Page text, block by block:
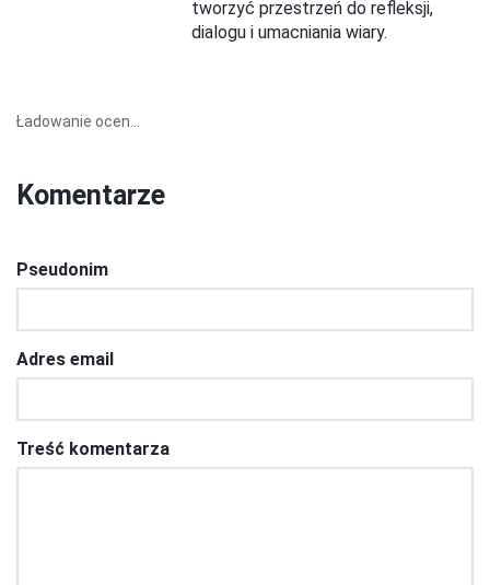
tworzyć przestrzeń do refleksji,
dialogu i umacniania wiary.
Ładowanie ocen...
Komentarze
Pseudonim
Adres email
Treść komentarza